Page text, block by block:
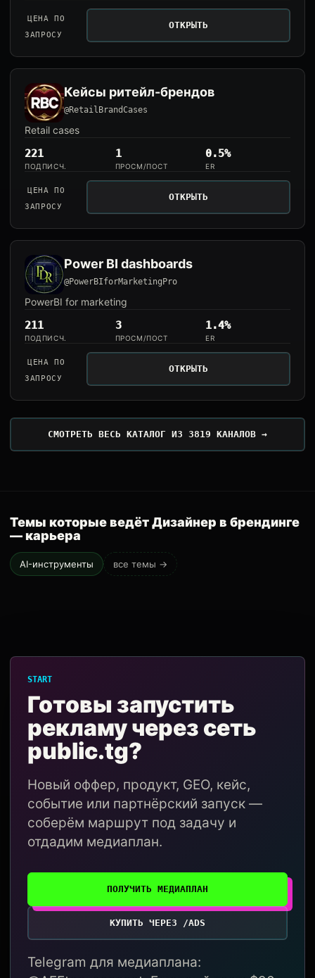
ЦЕНА ПО
ЗАПРОСУ
ОТКРЫТЬ
Кейсы ритейл-брендов
@RetailBrandCases
Retail cases
221
ПОДПИСЧ.
1
ПРОСМ/ПОСТ
0.5%
ER
ЦЕНА ПО
ЗАПРОСУ
ОТКРЫТЬ
Power BI dashboards
@PowerBIforMarketingPro
PowerBI for marketing
211
ПОДПИСЧ.
3
ПРОСМ/ПОСТ
1.4%
ER
ЦЕНА ПО
ЗАПРОСУ
ОТКРЫТЬ
СМОТРЕТЬ ВЕСЬ КАТАЛОГ ИЗ 3819 КАНАЛОВ →
Темы которые ведёт Дизайнер в брендинге
— карьера
AI-инструменты все темы →
START
Готовы запустить
рекламу через сеть
public.tg?
Новый оффер, продукт, GEO, кейс,
событие или партнёрский запуск —
соберём маршрут под задачу и
отдадим медиаплан.
ПОЛУЧИТЬ МЕДИАПЛАН
КУПИТЬ ЧЕРЕЗ /ADS
Telegram для медиаплана: